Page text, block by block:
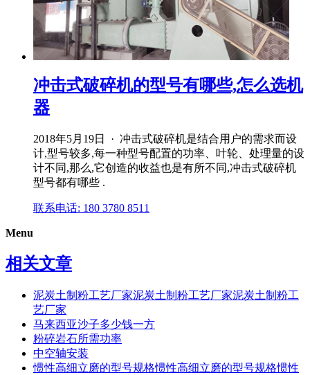
冲击式破碎机的型号有哪些,怎么选机
器
2018年5月19日 · 冲击式破碎机是结合用户的需求而设
计,型号较多,每一种型号配置的功率、叶轮、处理量的设
计不同,那么,它创造的收益也是有所不同,冲击式破碎机
型号都有哪些 .
联系电话: 180 3780 8511
Menu
相关文章
泥炭土制粉工艺厂家泥炭土制粉工艺厂家泥炭土制粉工
艺厂家
马来西亚沙子多少钱一方
粉碎岩石所需功率
中空轴安装
惯性高细立磨的型号规格惯性高细立磨的型号规格惯性